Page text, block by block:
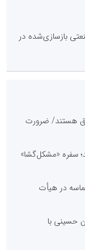
بازسازی‌شده در
هستند/ ضرورت
سفره «مشکل‌گشا»
در هیأت
حسینی با